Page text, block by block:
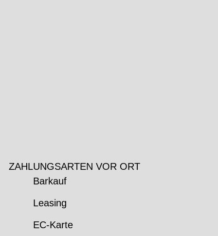
ZAHLUNGSARTEN VOR ORT
Barkauf
Leasing
EC-Karte